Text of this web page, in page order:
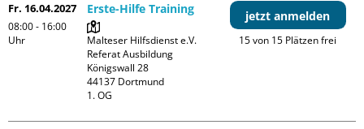
Fr. 16.04.2027
08:00 - 16:00
Uhr
Erste-Hilfe Training
Malteser Hilfsdienst e.V.
Referat Ausbildung
Königswall 28
44137 Dortmund
1. OG
jetzt anmelden
15 von 15 Plätzen frei